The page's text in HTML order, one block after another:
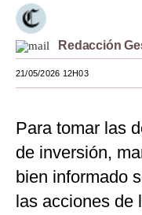
Estilos
Mundo
EEUU
Internacional
Tecnología
Redacción
21/05/2026 12H03
Para tomar las
de inversión,
bien informado
las acciones de